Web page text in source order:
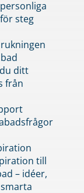
steg
ditt
från
till
– idéer,